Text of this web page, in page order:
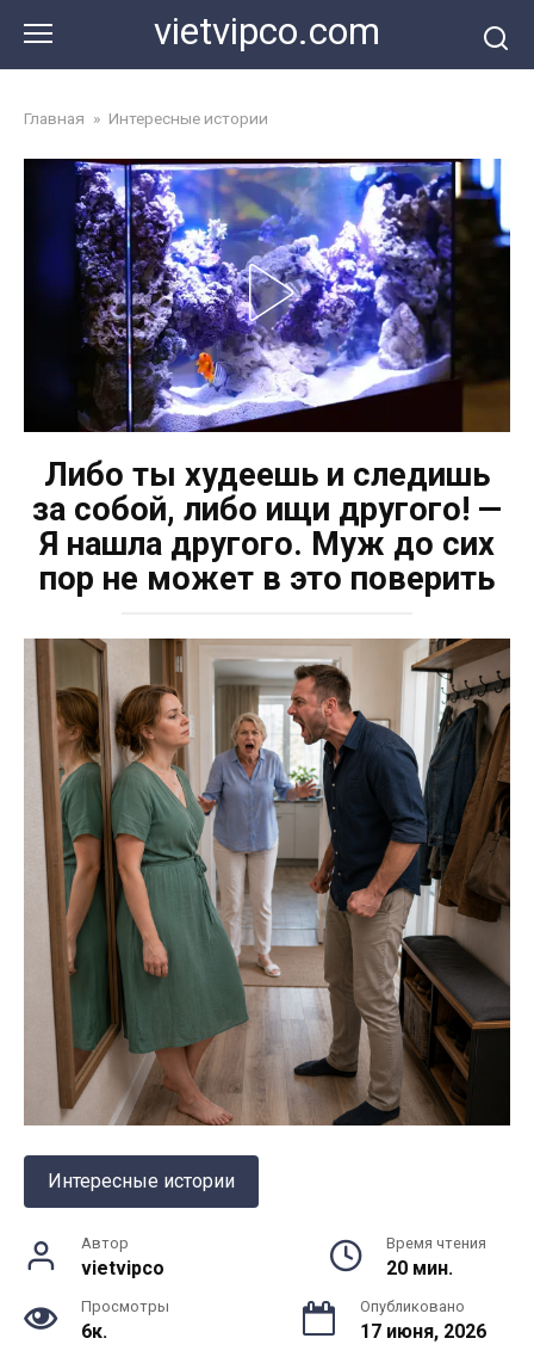
контенту
vietvipco.com
Главная » Интересные истории
Либо ты худеешь и следишь
за собой, либо ищи другого! —
Я нашла другого. Муж до сих
пор не может в это поверить
Интересные истории
Автор
vietvipco
Время чтения
20 мин.
Просмотры
6к.
Опубликовано
17 июня, 2026